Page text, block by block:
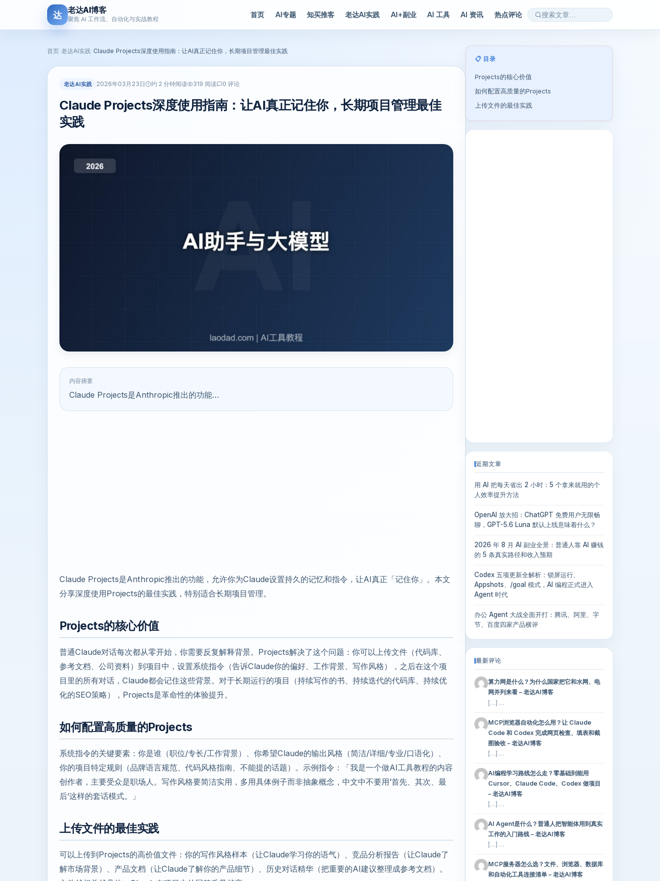
达 老达AI博客
聚焦 AI 工作流、自动化与实战教程
首页 AI专题 知买推客 老达AI实践 AI+副业 AI 工具 AI 资讯 热点评论
首页 老达AI实践 Claude Projects深度使用指南：让AI真正记住你，长期项目管理最佳实践
老达AI实践 2026年03月23日 约 2 分钟阅读 319 阅读 0 评论
Claude Projects深度使用指南：让AI真正记住你，长期项目管理最佳
实践
内容摘要
Claude Projects是Anthropic推出的功能…
Claude Projects是Anthropic推出的功能，允许你为Claude设置持久的记忆和指令，让AI真正「记住你」。本文
分享深度使用Projects的最佳实践，特别适合长期项目管理。
Projects的核心价值
普通Claude对话每次都从零开始，你需要反复解释背景。Projects解决了这个问题：你可以上传文件（代码库、
参考文档、公司资料）到项目中，设置系统指令（告诉Claude你的偏好、工作背景、写作风格），之后在这个项
目里的所有对话，Claude都会记住这些背景。对于长期运行的项目（持续写作的书、持续迭代的代码库、持续优
化的SEO策略），Projects是革命性的体验提升。
如何配置高质量的Projects
系统指令的关键要素：你是谁（职位/专长/工作背景）、你希望Claude的输出风格（简洁/详细/专业/口语化）、
你的项目特定规则（品牌语言规范、代码风格指南、不能提的话题）。示例指令：「我是一个做AI工具教程的内容
创作者，主要受众是职场人。写作风格要简洁实用，多用具体例子而非抽象概念，中文中不要用’首先、其次、最
后’这样的套话模式。」
上传文件的最佳实践
可以上传到Projects的高价值文件：你的写作风格样本（让Claude学习你的语气）、竞品分析报告（让Claude了
解市场背景）、产品文档（让Claude了解你的产品细节）、历史对话精华（把重要的AI建议整理成参考文档）。
📋 目录
Projects的核心价值
如何配置高质量的Projects
上传文件的最佳实践
近期文章
用 AI 把每天省出 2 小时：5 个拿来就用的个
人效率提升方法
OpenAI 放大招：ChatGPT 免费用户无限畅
聊，GPT-5.6 Luna 默认上线意味着什么？
2026 年 8 月 AI 副业全景：普通人靠 AI 赚钱
的 5 条真实路径和收入预期
Codex 五项更新全解析：锁屏运行、
Appshots、/goal 模式，AI 编程正式进入
Agent 时代
办公 Agent 大战全面开打：腾讯、阿里、字
节、百度四家产品横评
最新评论
算力网是什么？为什么国家把它和水网、电
网并列来看 – 老达AI博客
[…] …
MCP浏览器自动化怎么用？让 Claude
Code 和 Codex 完成网页检查、填表和截
图验收 – 老达AI博客
[…] …
AI编程学习路线怎么走？零基础到能用
Cursor、Claude Code、Codex 做项目
– 老达AI博客
[…] …
AI Agent是什么？普通人把智能体用到真实
工作的入门路线 – 老达AI博客
[…] …
MCP服务器怎么选？文件、浏览器、数据库
和自动化工具连接清单 – 老达AI博客